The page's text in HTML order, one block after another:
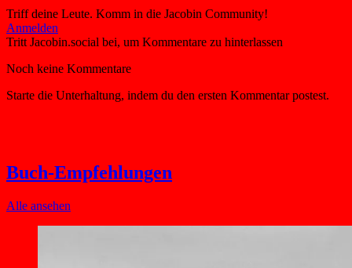
Triff deine Leute. Komm in die Jacobin Community!
Buch-Empfehlungen
Alle ansehen